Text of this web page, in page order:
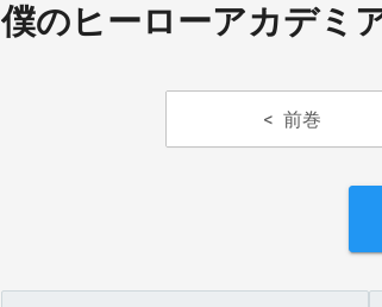
僕のヒーローアカデミ
前巻